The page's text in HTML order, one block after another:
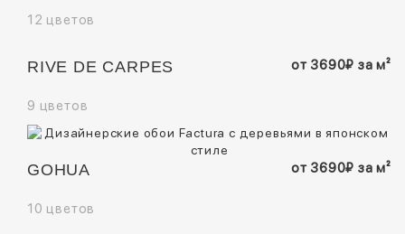
12 цветов
RIVE DE CARPES
9 цветов
от 3690₽ за м²
GOHUA
10 цветов
от 3690₽ за м²